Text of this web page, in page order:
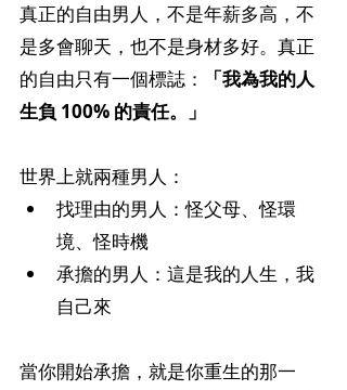
真正的自由男人，不是年薪多高，不
是多會聊天，也不是身材多好。真正
的自由只有一個標誌：
「我為我的人
生負 100% 的責任。」
世界上就兩種男人：
找理由的男人：怪父母、怪環
境、怪時機
承擔的男人：這是我的人生，我
自己來
當你開始承擔，就是你重生的那一